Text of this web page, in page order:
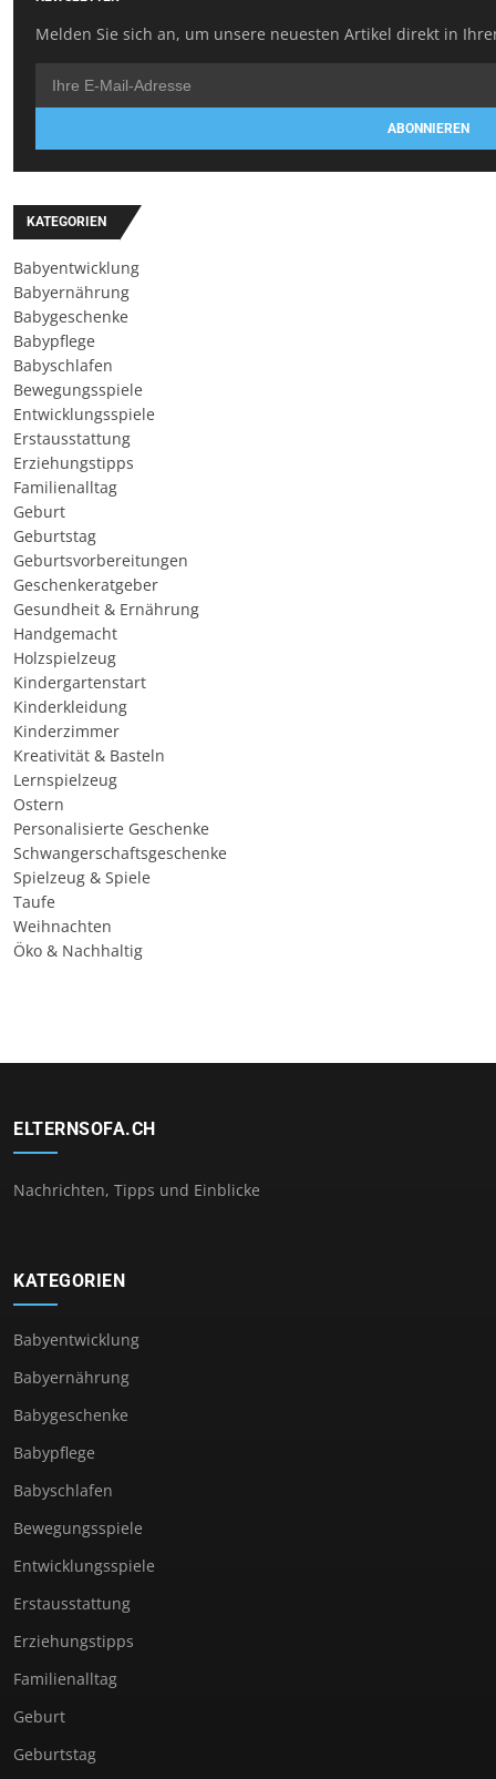
Melden Sie sich an, um unsere neuesten Artikel direkt in
ABONNIEREN
KATEGORIEN
Babyentwicklung
Babyernährung
Babygeschenke
Babypflege
Babyschlafen
Bewegungsspiele
Entwicklungsspiele
Erstausstattung
Erziehungstipps
Familienalltag
Geburt
Geburtstag
Geburtsvorbereitungen
Geschenkeratgeber
Gesundheit & Ernährung
Handgemacht
Holzspielzeug
Kindergartenstart
Kinderkleidung
Kinderzimmer
Kreativität & Basteln
Lernspielzeug
Ostern
Personalisierte Geschenke
Schwangerschaftsgeschenke
Spielzeug & Spiele
Taufe
Weihnachten
Öko & Nachhaltig
ELTERNSOFA.CH
Nachrichten, Tipps und Einblicke
KATEGORIEN
Babyentwicklung
Babyernährung
Babygeschenke
Babypflege
Babyschlafen
Bewegungsspiele
Entwicklungsspiele
Erstausstattung
Erziehungstipps
Familienalltag
Geburt
Geburtstag